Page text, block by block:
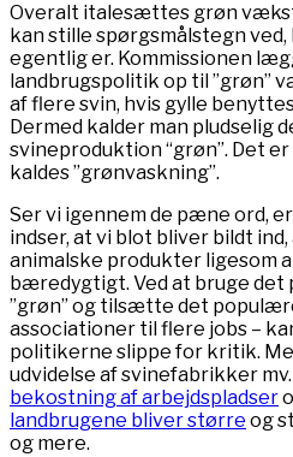
Overalt italesættes grøn
kan stille spørgsmålstegn
egentlig er. Kommissionen
landbrugspolitik op til ”grøn”
af flere svin, hvis gylle
Dermed kalder man pludselig
svineproduktion “grøn”. Det
kaldes ”grønvaskning”.
Ser vi igennem de pæne ord,
indser, at vi blot bliver bildt
animalske produkter ligesom
bæredygtigt. Ved at bruge det
”grøn” og tilsætte det
associationer til flere jobs –
politikerne slippe for kritik.
udvidelse af svinefabrikker
bekostning af arbejdspladser
landbrugene bliver større og
og mere.